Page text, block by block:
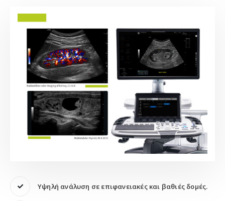
Υψηλή ανάλυση σε επιφανειακές και βαθιές δομές.